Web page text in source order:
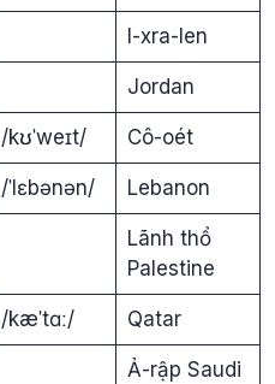
I-xra-len
Jordan
/kʊˈweɪt/ Cô-oét
/ˈlɛbənən/ Lebanon
Lãnh thổ
Palestine
/kæˈtɑː/ Qatar
Ả-rập Saudi